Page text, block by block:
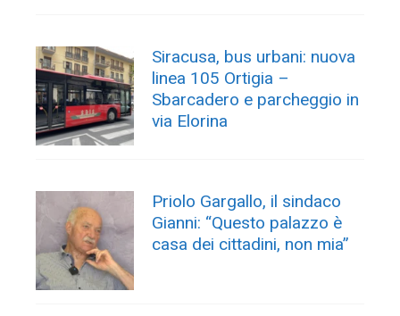
Siracusa, bus urbani: nuova
linea 105 Ortigia –
Sbarcadero e parcheggio in
via Elorina
Priolo Gargallo, il sindaco
Gianni: “Questo palazzo è
casa dei cittadini, non mia”